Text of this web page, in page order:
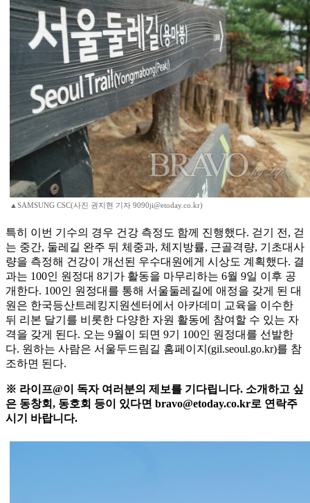
▲SAMSUNG CSC(사진 권지현 기자 9090ji@etoday.co.kr)
특히 이번 기수의 경우 건강 측정도 함께 진행했다. 걷기 전, 걷
는 중간, 둘레길 완주 뒤 체중과, 체지방률, 근골격량, 기초대사
량을 측정해 건강이 개선된 우수대원에게 시상도 계획했다. 결
과는 100인 원정대 8기가 활동을 마무리하는 6월 9일 이후 공
개한다. 100인 원정대를 통해 서울둘레길에 애정을 갖게 된 대
원은 한국등산트레킹지원센터에서 아카데미 교육을 이수한
뒤 리본 달기를 비롯한 다양한 자원 활동에 참여할 수 있는 자
격을 갖게 된다. 오는 9월이 되면 9기 100인 원정대를 선발한
다. 원하는 사람은 서울두드림길 홈페이지(gil.seoul.go.kr)를 참
조하면 된다.
※ 라이프@이 독자 여러분의 제보를 기다립니다. 소개하고 싶
은 동창회, 동호회 등이 있다면 bravo@etoday.co.kr로 연락주
시기 바랍니다.